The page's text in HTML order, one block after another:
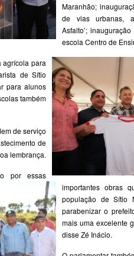
Maranhão;
de vias urbanas,
Asfalto’;
escola Centro de
agrícola para
de Sítio
para alunos
também
de serviço
de
lembrança.
por essas
importantes obras
população de Sítio
parabenizar o
mais uma excelente
disse Zé Inácio.